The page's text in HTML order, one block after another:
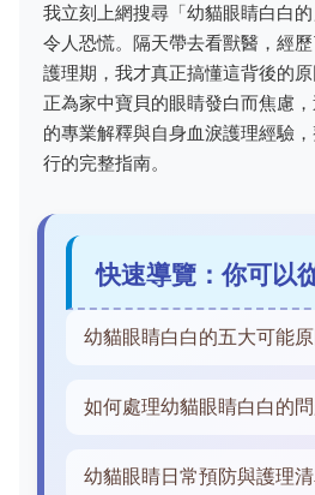
我立刻上網搜尋「幼貓眼睛白白
令人恐慌。隔天帶去看獸醫，經
護理期，我才真正搞懂這背後的
正為家中寶貝的眼睛發白而焦慮
的專業解釋與自身血淚護理經驗
行的完整指南。
快速導覽：你可以
幼貓眼睛白白的五大可能
如何處理幼貓眼睛白白的問
幼貓眼睛日常預防與護理